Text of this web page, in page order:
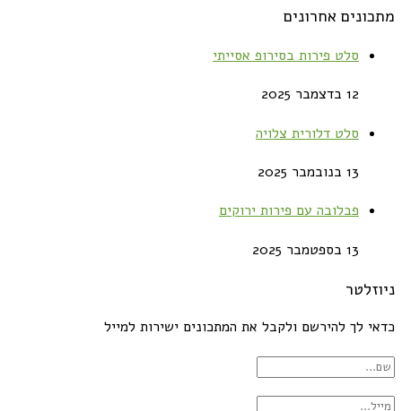
מתכונים אחרונים
סלט פירות בסירופ אסייתי
12 בדצמבר 2025
סלט דלורית צלויה
13 בנובמבר 2025
פבלובה עם פירות ירוקים
13 בספטמבר 2025
ניוזלטר
כדאי לך להירשם ולקבל את המתכונים ישירות למייל